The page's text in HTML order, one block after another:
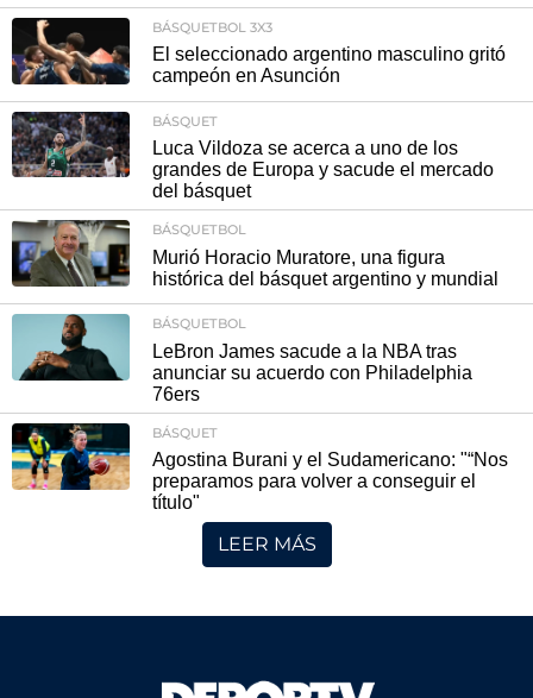
BÁSQUETBOL 3X3
El seleccionado argentino masculino gritó
campeón en Asunción
BÁSQUET
Luca Vildoza se acerca a uno de los
grandes de Europa y sacude el mercado
del básquet
BÁSQUETBOL
Murió Horacio Muratore, una figura
histórica del básquet argentino y mundial
BÁSQUETBOL
LeBron James sacude a la NBA tras
anunciar su acuerdo con Philadelphia
76ers
BÁSQUET
Agostina Burani y el Sudamericano: "“Nos
preparamos para volver a conseguir el
título"
LEER MÁS